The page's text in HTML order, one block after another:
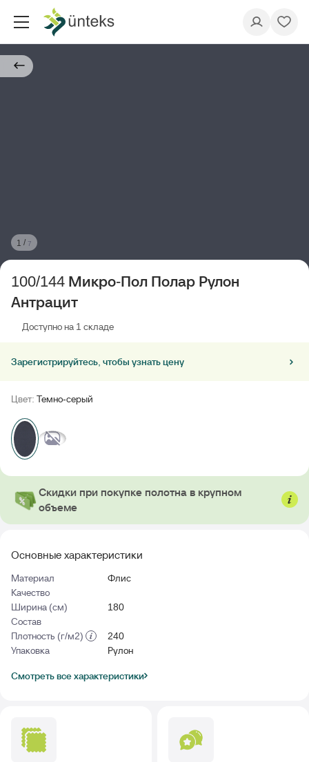
1 / 7
Основные характеристики
Материал
Флис
Качество
Ширина (см)
180
Состав
Плотность (г/м2)
240
Упаковка
Рулон
Смотреть все характеристики
100/144 Микро-Пол Полар Рулон
Антрацит
Доступно на 1 складе
Зарегистрируйтесь, чтобы узнать цену
Цвет: Темно-серый
Скидки при покупке полотна в крупном
объеме